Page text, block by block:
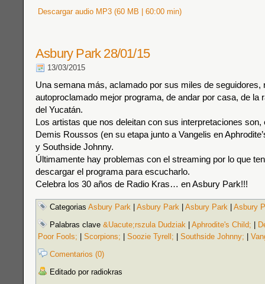
Descargar audio MP3 (60 MB | 60:00 min)
Asbury Park 28/01/15
13/03/2015
Una semana más, aclamado por sus miles de seguidores,
autoproclamado mejor programa, de andar por casa, de la
del Yucatán.
Los artistas que nos deleitan con sus interpretaciones son,
Demis Roussos (en su etapa junto a Vangelis en
y Southside Johnny.
Últimamente hay problemas con el streaming por lo que
descargar el programa para escucharlo.
Celebra los 30 años de Radio Kras… en Asbury Park!!!
Categorias Asbury Park Asbury Park Asbury Park
Asbury
Palabras clave &Uacute;rszula Dudziak Aphrodite's Child;
Poor Fools;
Scorpions; Soozie Tyrell; Southside Johnny;
Comentarios (0)
Editado por radiokras